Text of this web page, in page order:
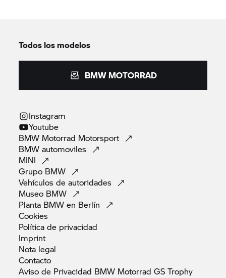
Todos los modelos
BMW MOTORRAD
Instagram
Youtube
BMW Motorrad Motorsport
BMWautomoviles
MINI
Grupo BMW
Vehículos deautoridades
Museo BMW
Planta BMW en Berlín
Cookies
Política de privacidad
Imprint
Nota legal
Contacto
Aviso de Privacidad BMW Motorrad GSTrophy